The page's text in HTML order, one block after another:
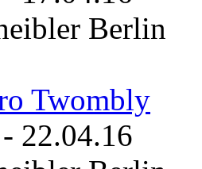
Berlin
Twombly
- 22.04.16